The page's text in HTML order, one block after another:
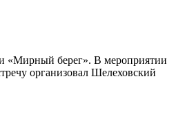
«Мирный берег». В мероприятии
организовал Шелеховский